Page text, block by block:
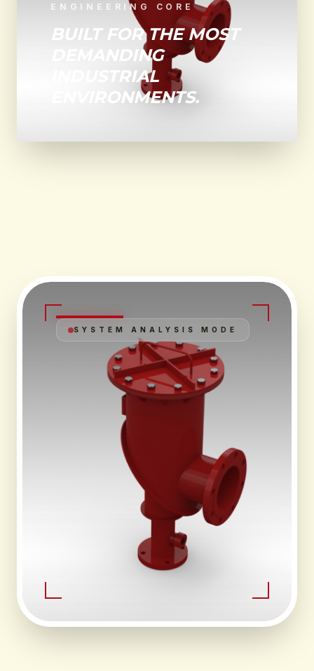
ENGINEERING CORE
BUILT FOR THE MOST
DEMANDING
INDUSTRIAL
ENVIRONMENTS.
SYSTEM ANALYSIS MODE